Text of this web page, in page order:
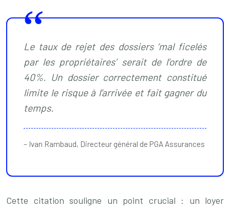
Le taux de rejet des dossiers ‘mal ficelés
par les propriétaires’ serait de l’ordre de
40%. Un dossier correctement constitué
limite le risque à l’arrivée et fait gagner du
temps.
– Ivan Rambaud, Directeur général de PGA Assurances
Cette citation souligne un point crucial : un loyer